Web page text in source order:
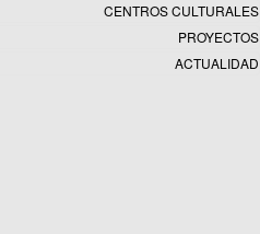
CENTROS CULTURALES
Equipamientos
PROYECTOS
Exposiciones
ACTUALIDAD